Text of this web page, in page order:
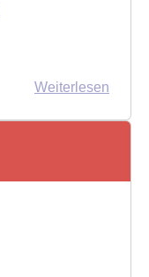
Weiterlesen